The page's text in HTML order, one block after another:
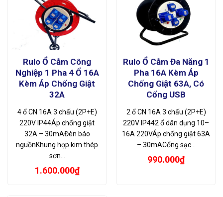
Rulo Ổ Cắm Công
Nghiệp 1 Pha 4 Ổ 16A
Kèm Áp Chống Giật
32A
4 ổ CN 16A 3 chấu (2P+E)
220V IP44Áp chống giật
32A – 30mAĐèn báo
nguồnKhung hợp kim thép
sơn…
1.600.000₫
Rulo Ổ Cắm Đa Năng 1
Pha 16A Kèm Áp
Chống Giật 63A, Có
Cổng USB
2 ổ CN 16A 3 chấu (2P+E)
220V IP442 ổ dân dụng 10–
16A 220VÁp chống giật 63A
– 30mACổng sạc…
990.000₫